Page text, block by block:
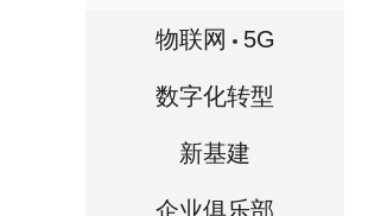
物联网 5G
数字化转型
新基建
企业俱乐部